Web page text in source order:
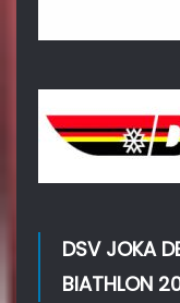
DSV JOKA
BIATHLON